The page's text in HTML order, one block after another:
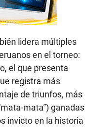
lidera múltiples
en el torneo:
el que presenta
registra más
de triunfos, más
mata”) ganadas
invicto en la historia